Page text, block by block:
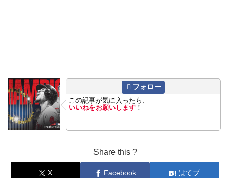
フォロー
この記事が気に入ったら、
いいねをお願いします ！
Share this ?
X Facebook はてブ